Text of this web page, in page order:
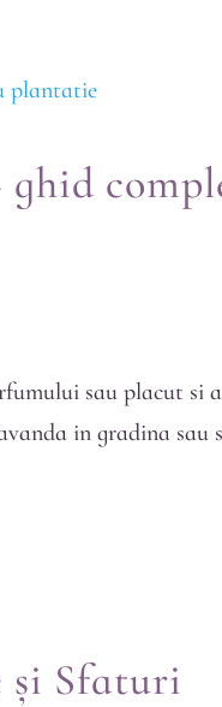
ghid
sau placut si a
in gradina sau
și Sfaturi